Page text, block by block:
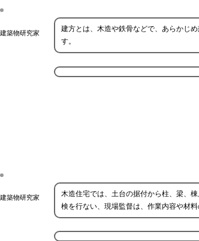
建築物研究家
建方とは、木造や鉄骨などで、あらかじ
す。
建築物研究家
木造住宅では、土台の据付から柱、梁、
検を行ない、現場監督は、作業内容や材